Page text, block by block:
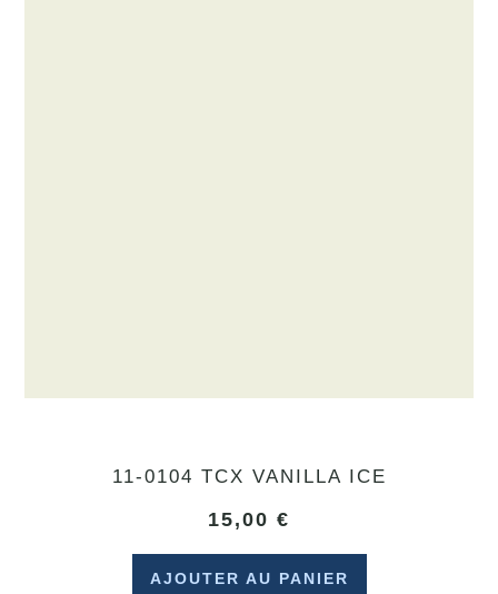
11-0104 TCX VANILLA ICE
15,00 €
AJOUTER AU PANIER